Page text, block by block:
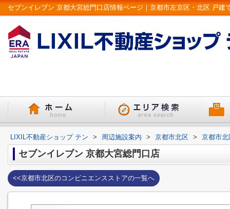
LIXIL不動産ショップ テン > 周辺施設案内 > 京都市北区 > 京都市
セブンイレブン 京都大宮総門口店
<<京都市北区のコンビニエンスストアの一覧へ